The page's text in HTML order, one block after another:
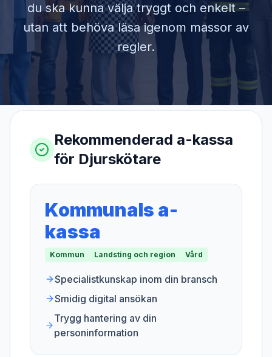
du ska kunna välja tryggt och enkelt –
utan att behöva läsa igenom massor av
regler.
Rekommenderad a-kassa
för Djurskötare
Kommunals a-
kassa
Kommun Landsting och region Vård
Specialistkunskap inom din bransch
Smidig digital ansökan
Trygg hantering av din
personinformation